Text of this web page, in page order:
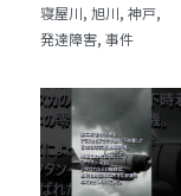
寝屋川, 旭川, 神戸,
発達障害, 事件